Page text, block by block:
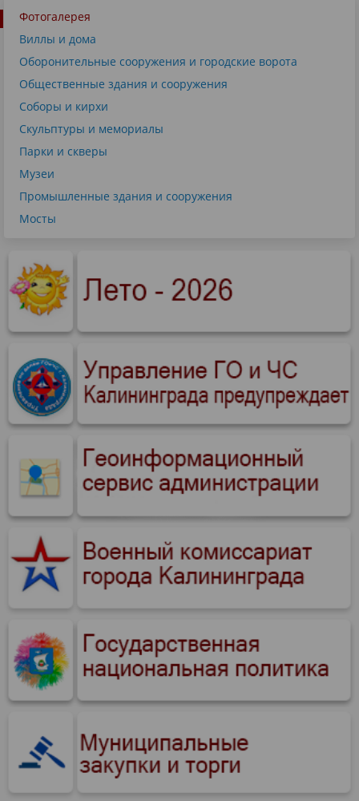
Фотогалерея
Виллы и дома
Оборонительные сооружения и городские ворота
Общественные здания и сооружения
Соборы и кирхи
Скульптуры и мемориалы
Парки и скверы
Музеи
Промышленные здания и сооружения
Мосты